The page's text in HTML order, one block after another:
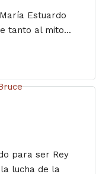
Estuardo
tanto al mito...
para ser Rey
lucha de la